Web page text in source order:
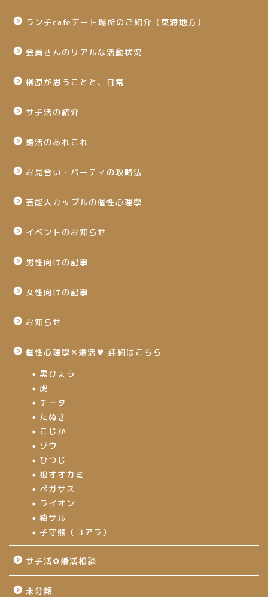
ランチcafeデート場所のご紹介（東海地方）
会員さんのリアルな活動状況
榊原が思うことと、日常
サチ活の紹介
婚活のあれこれ
お見合い・パーティの攻略法
芸能人カップルの個性心理學
イベントのお知らせ
男性向けの記事
女性向けの記事
お知らせ
個性心理學✕婚活♥ 詳細はこちら
黒ひょう
虎
チータ
たぬき
こじか
ゾウ
ひつじ
狼オオカミ
ペガサス
ライオン
猿サル
子守熊（コアラ）
サチ活✿婚活相談
未分類